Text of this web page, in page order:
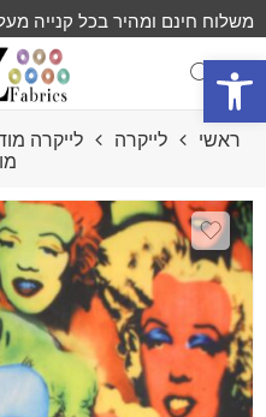
פתח סרגל נגישות
משלוח חינם ומהיר בכל קנייה מעל 300
ראשי לייקרה לייקרה